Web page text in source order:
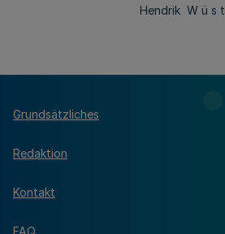
Hendrik W ü s t
Grundsätzliches
Redaktion
Kontakt
FAQ